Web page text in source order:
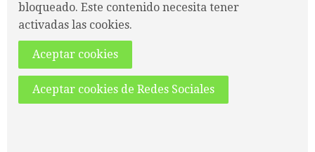
bloqueado. Este contenido necesita tener
activadas las cookies.
Aceptar cookies
Aceptar cookies de Redes Sociales